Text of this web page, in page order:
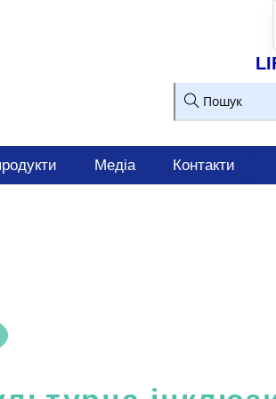
Медіа Контакти